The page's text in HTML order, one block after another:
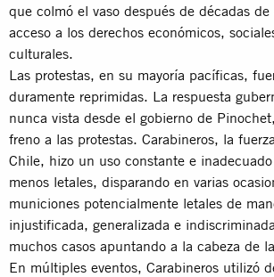
que colmó el vaso después de décadas
acceso a los derechos económicos,
culturales.
Las protestas, en su mayoría pacíficas,
duramente reprimidas. La respuesta
nunca vista desde el gobierno de
freno a las protestas. Carabineros, la
Chile, hizo un uso constante e
menos letales, disparando en varias
municiones potencialmente letales de
injustificada, generalizada e
muchos casos apuntando a la cabeza de
En múltiples eventos, Carabineros utilizó